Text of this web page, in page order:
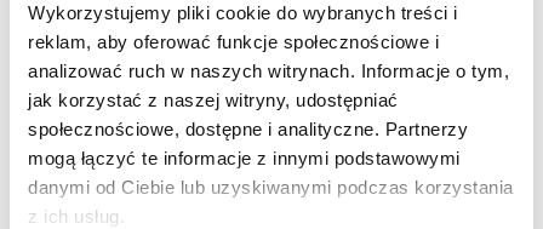
Wykorzystujemy pliki cookie do wybranych treści i
reklam, aby oferować funkcje społecznościowe i
analizować ruch w naszych witrynach. Informacje o tym,
jak korzystać z naszej witryny, udostępniać
społecznościowe, dostępne i analityczne. Partnerzy
mogą łączyć te informacje z innymi podstawowymi
danymi od Ciebie lub uzyskiwanymi podczas korzystania
z ich usług.
Zapytaj o szczegóły oferty
Imię i nazwisko: *